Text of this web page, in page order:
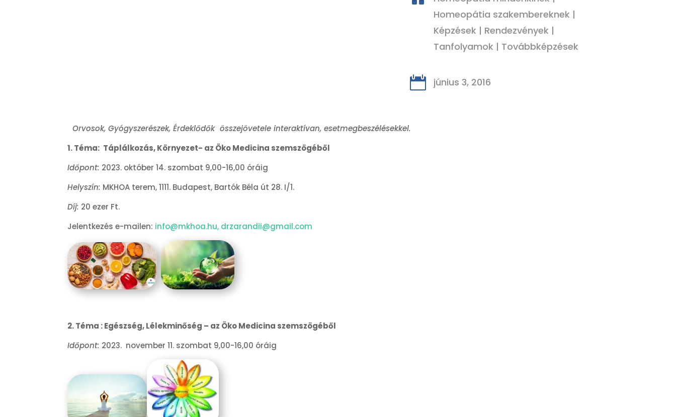
Homeopátia szakembereknek |
Képzések | Rendezvények |
Tanfolyamok | Továbbképzések
 június 3, 2016
Orvosok, Gyógyszerészek, Érdeklődők összejövetele interaktívan, esetmegbeszélésekkel.
1. Téma: Táplálkozás, Környezet- az Öko Medicina szemszögéből
Időpont: 2023. október 14. szombat 9,00-16,00 óráig
Helyszín: MKHOA terem, 1111. Budapest, Bartók Béla út 28. I/1.
Díj: 20 ezer Ft.
Jelentkezés e-mailen: info@mkhoa.hu, drzarandii@gmail.com
2. Téma : Egészség, Lélekminőség – az Öko Medicina szemszögéből
Időpont: 2023. november 11. szombat 9,00-16,00 óráig